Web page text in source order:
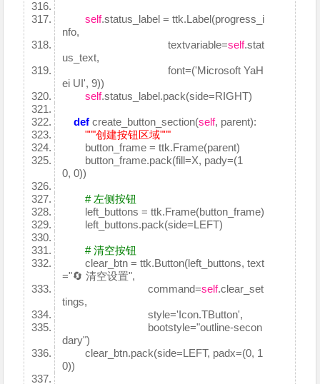
self.status_label = ttk.Label(progress_i
nfo,
textvariable=self.stat
us_text,
font=('Microsoft YaH
ei UI', 9))
self.status_label.pack(side=RIGHT)
def create_button_section(self, parent):
"""创建按钮区域"""
button_frame = ttk.Frame(parent)
button_frame.pack(fill=X, pady=(1
0, 0))
# 左侧按钮
left_buttons = ttk.Frame(button_frame)
left_buttons.pack(side=LEFT)
# 清空按钮
clear_btn = ttk.Button(left_buttons, text
="🔄 清空设置",
command=self.clear_set
tings,
style='Icon.TButton',
bootstyle="outline-secon
dary")
clear_btn.pack(side=LEFT, padx=(0, 1
0))